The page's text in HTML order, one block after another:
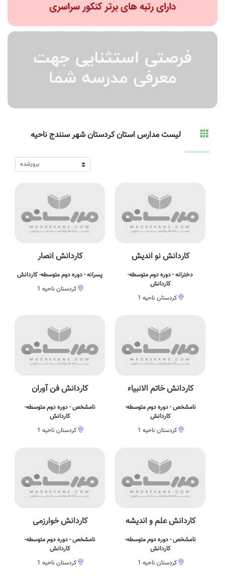
پیش دبستانی
لیست مدارس استان کردستان شهر سنندج ناحیه
کاردانش نو اندیش
دخترانه - دوره دوم متوسطه-
کاردانش
کردستان ناحیه 1
کاردانش انصار
پسرانه - دوره دوم متوسطه- کاردانش
کردستان ناحیه 1
کاردانش خاتم الانبیاء
نامشخص - دوره دوم متوسطه-
کاردانش
کردستان ناحیه 1
کاردانش فن آوران
نامشخص - دوره دوم متوسطه-
کاردانش
کردستان ناحیه 1
کاردانش علم و اندیشه
نامشخص - دوره دوم متوسطه-
کاردانش
کردستان ناحیه 1
کاردانش خوارزمی
نامشخص - دوره دوم متوسطه-
کاردانش
کردستان ناحیه 1